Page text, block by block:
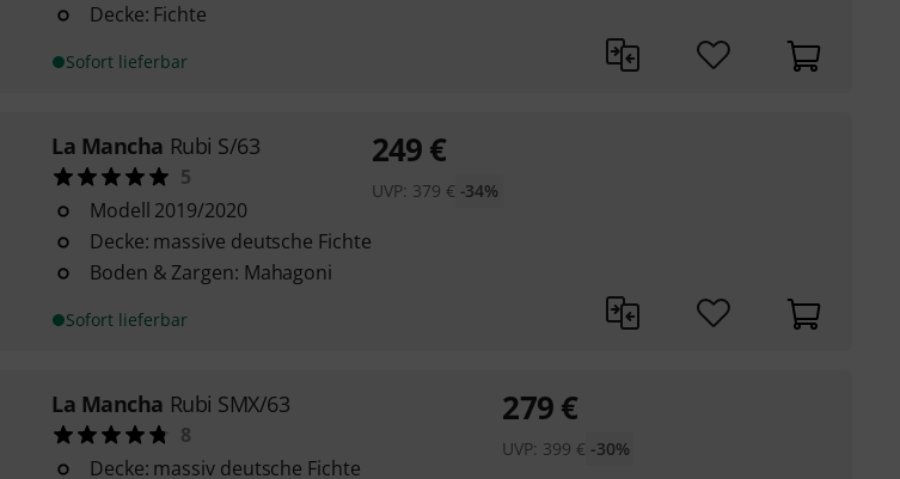
Decke: Fichte
Sofort lieferbar
La Mancha Rubi S/63
5
Modell 2019/2020
Decke: massive deutsche Fichte
Boden & Zargen: Mahagoni
Sofort lieferbar
249€
UVP: 379 € -34%
La Mancha Rubi SMX/63
8
Decke: massiv deutsche Fichte
279€
UVP: 399 € -30%